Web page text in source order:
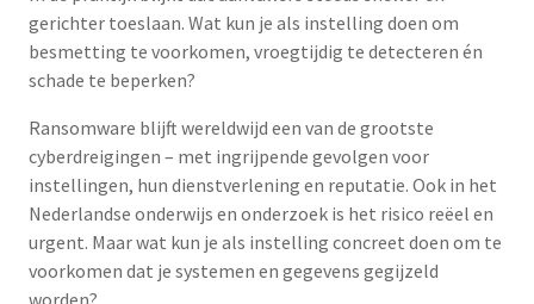
gerichter toeslaan. Wat kun je als instelling doen om
besmetting te voorkomen, vroegtijdig te detecteren én
schade te beperken?
Ransomware blijft wereldwijd een van de grootste
cyberdreigingen – met ingrijpende gevolgen voor
instellingen, hun dienstverlening en reputatie. Ook in het
Nederlandse onderwijs en onderzoek is het risico reëel en
urgent. Maar wat kun je als instelling concreet doen om te
voorkomen dat je systemen en gegevens gegijzeld
worden?